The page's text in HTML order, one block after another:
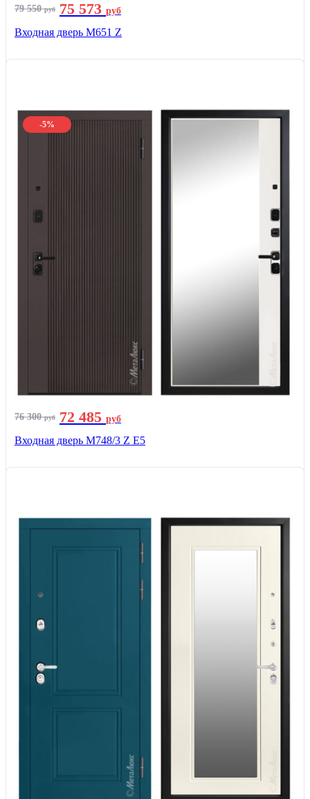
79 550руб 75 573 руб
Входная дверь М651 Z
-5%
76 300руб 72 485 руб
Входная дверь М748/3 Z Е5